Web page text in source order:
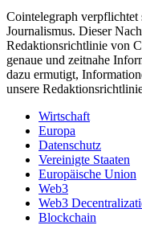
Cointelegraph verpflichtet
Journalismus. Dieser
Redaktionsrichtlinie von
genaue und zeitnahe
dazu ermutigt,
unsere
Wirtschaft
Europa
Datenschutz
Vereinigte Staaten
Europäische Union
Web3
Web3
Blockchain